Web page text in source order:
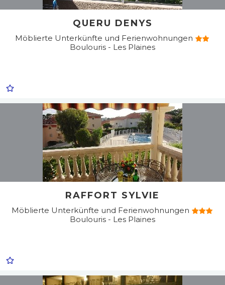
QUERU DENYS
Möblierte Unterkünfte und Ferienwohnungen
Boulouris - Les Plaines
RAFFORT SYLVIE
Möblierte Unterkünfte und Ferienwohnungen
Boulouris - Les Plaines